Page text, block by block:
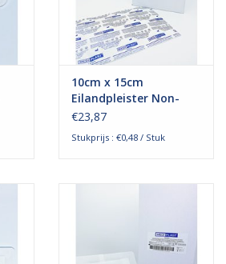
10cm x 15cm
Eilandpleister Non-
Woven
€23,87
Stukprijs : €0,48 / Stuk